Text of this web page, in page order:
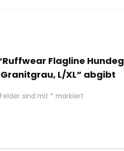
Flagline
L/XL” abgibt
sind mit * markiert